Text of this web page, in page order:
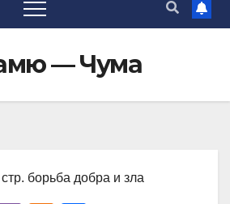
— Чума
борьба добра и зла